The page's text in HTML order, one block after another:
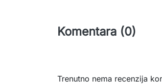
Komentara (0)
Trenutno nema recenzija